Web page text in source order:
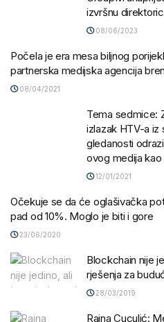
izvršnu
08/06/2023
Počela je era mesa biljnog
partnerska medijska agencija
08/04/2021
Tema sedmice:
izlazak HTV-a iz
gledanosti
ovog medija
12/01/2021
Očekuje se da će oglašivačka
pad od 10%. Moglo je biti i gore
23/06/2020
Blockchain nije
rješenja za
28/03/2019
Rajna Cuculić: